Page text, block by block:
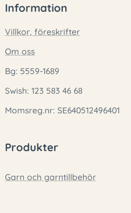
Information
Villkor, föreskrifter
Om oss
Bg: 5559-1689
Swish: 123 583 46 68
Momsreg.nr: SE640512496401
Produkter
Garn och garntillbehör